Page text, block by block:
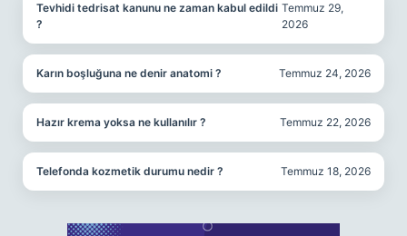
Tevhidi tedrisat kanunu ne zaman kabul edildi
?
Temmuz 29,
2026
Karın boşluğuna ne denir anatomi ? Temmuz 24, 2026
Hazır krema yoksa ne kullanılır ? Temmuz 22, 2026
Telefonda kozmetik durumu nedir ? Temmuz 18, 2026